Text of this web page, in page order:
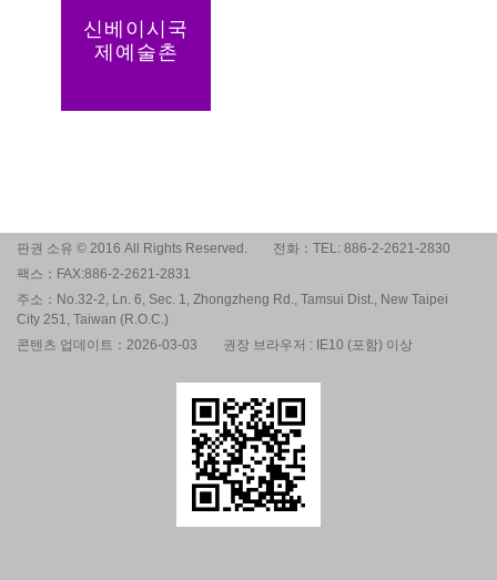
신베이시국
제예술촌
판권 소유 © 2016 All Rights Reserved.
전화：TEL: 886-2-2621-2830
팩스：FAX:886-2-2621-2831
주소：No.32-2, Ln. 6, Sec. 1, Zhongzheng Rd., Tamsui Dist., New Taipei
City 251, Taiwan (R.O.C.)
콘텐츠 업데이트：2026-03-03
권장 브라우저 : IE10 (포함) 이상